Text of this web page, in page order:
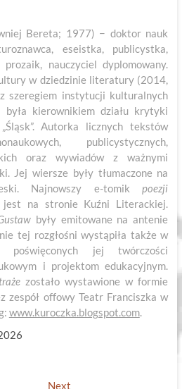
Bereta; 1977) − doktor nauk
eseistka, publicystka,
nauczyciel dyplomowany.
w dziedzinie literatury (2014,
szeregiem instytucji kulturalnych
była kierownikiem działu krytyki
Autorka licznych tekstów
publicystycznych,
oraz wywiadów z ważnymi
Jej wiersze były tłumaczone na
Najnowszy e-tomikpoezji
na stronie Kuźni Literackiej.
były emitowane na antenie
tej rozgłośni wystąpiła także w
poświęconych jej twórczości
i projektom edukacyjnym.
zostało wystawione w formie
zespół offowy Teatr Franciszka w
www.kuroczka.blogspot.com.
Next